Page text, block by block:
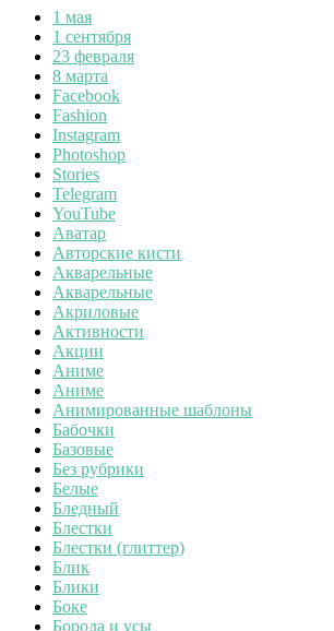
1 мая
1 сентября
23 февраля
8 марта
Facebook
Fashion
Instagram
Photoshop
Stories
Telegram
YouTube
Аватар
Авторские кисти
Акварельные
Акварельные
Акриловые
Активности
Акции
Аниме
Аниме
Анимированные шаблоны
Бабочки
Базовые
Без рубрики
Белые
Бледный
Блестки
Блестки (глиттер)
Блик
Блики
Боке
Борода и усы